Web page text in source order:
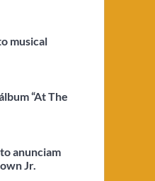
musical
“At The
anunciam
Jr.